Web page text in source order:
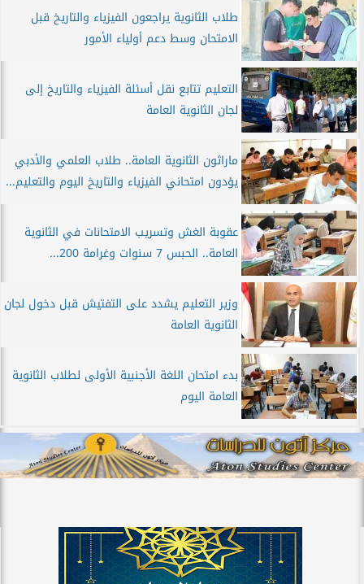
طلاب الثانوية يراجعون الفيزياء والتاريخ قبل
الامتحان وسط دعم أولياء الأمور
التعليم تتابع نقل أسئلة الفيزياء والتاريخ إلى
لجان الثانوية العامة
ماراثون الثانوية العامة.. طلاب العلمي والأدبي
يؤدون امتحاني الفيزياء والتاريخ اليوم والتعليم...
عقوبة الغش وتسريب الامتحانات في الثانوية
العامة.. الحبس 7 سنوات وغرامة 200...
وزير التعليم يشدد على التفتيش قبل دخول لجان
الثانوية العامة
بدء امتحان اللغة الأجنبية الأولى لطلاب الثانوية
العامة اليوم